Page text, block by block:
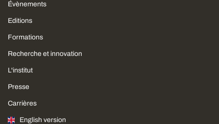
Évènements
Editions
Formations
Recherche et innovation
L'institut
Presse
Carrières
English version